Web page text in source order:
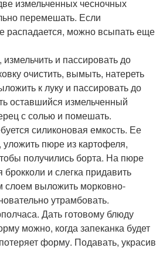
измельченных чесночных
перемешать. Если
распадается, можно всыпать еще
и пассировать до
очистить, вымыть, натереть
к луку и пассировать до
оставшийся измельченный
с солью и помешать.
силиконовая емкость. Ее
пюре из картофеля,
получились борта. На пюре
и слегка придавить
слоем выложить морковно-
утрамбовать.
полчаса. Дать готовому блюду
можно, когда запеканка будет
форму. Подавать, украсив